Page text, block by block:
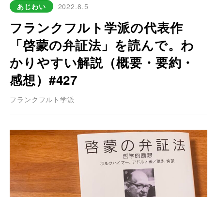
あじわい 2022.8.5
フランクフルト学派の代表作
「啓蒙の弁証法」を読んで。わ
かりやすい解説（概要・要約・
感想）#427
フランクフルト学派